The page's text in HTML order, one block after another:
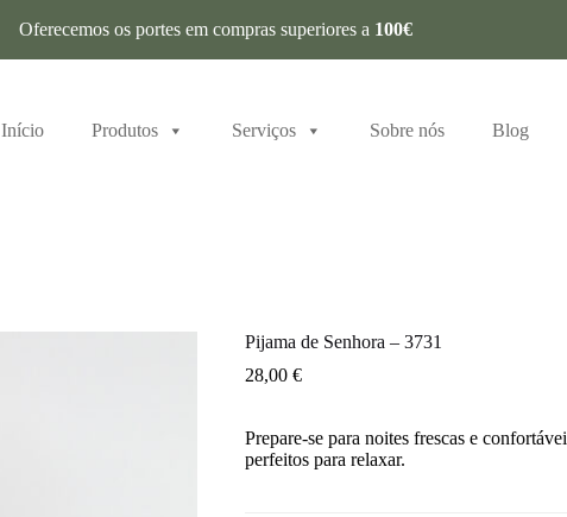
Oferecemos os portes em compras superiores a 100€
Início Produtos Serviços Sobre nós Blog
Pijama de Senhora – 3731
28,00 €
Prepare-se para noites frescas e
perfeitos para relaxar.